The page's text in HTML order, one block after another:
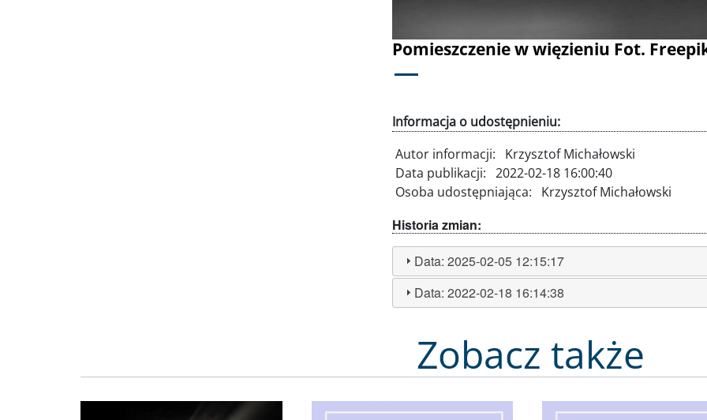
Pomieszczenie w więzieniu Fot.
Informacja o udostępnieniu:
Autor informacji:
Krzysztof Michałowski
Data publikacji: 2022-02-18 16:00:40
Osoba udostępniająca:
Krzysztof Michałowski
Historia zmian:
Data:2025-02-05 12:15:17
Data:2022-02-18 16:14:38
Zobacz także
Obraz Obraz